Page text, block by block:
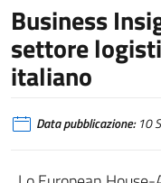
Business
settore
italiano
Data pubblicazione:10